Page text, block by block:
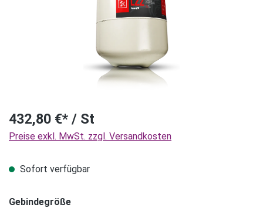
432,80 €* / St
Preise exkl. MwSt. zzgl. Versandkosten
Sofort verfügbar
Gebindegröße